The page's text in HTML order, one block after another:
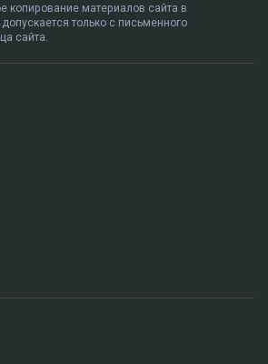
копирование материалов сайта в
только с письменного
сайта.